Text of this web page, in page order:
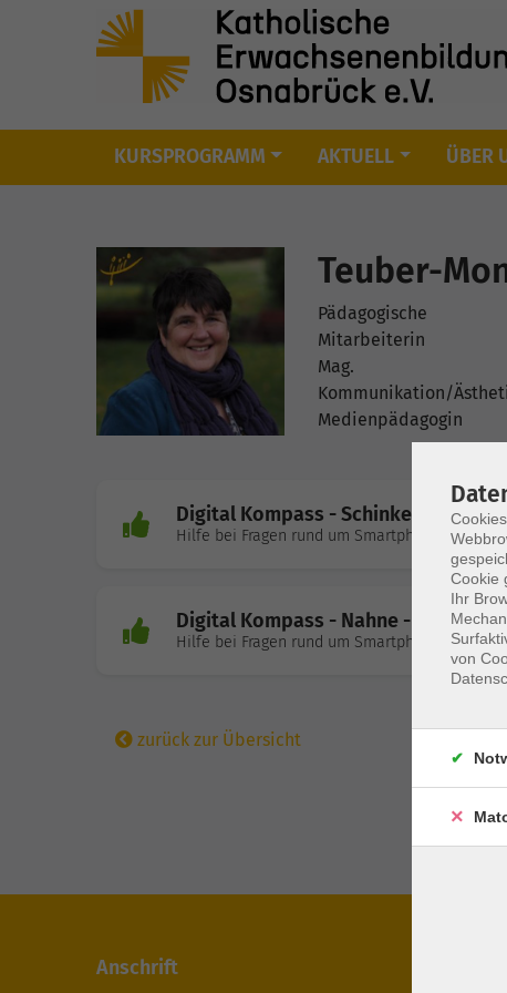
KURSPROGRAMM AKTUELL ÜBER
Teuber-
Pädagogische
Mitarbeiterin
Mag.
Kommunikation/
Medienpädagogin
Digital Kompass - Schinkel Ost -
Hilfe bei Fragen rund um Smartphone, Tablet,
Digital Kompass - Nahne - Pfarrheim
Hilfe bei Fragen rund um Smartphone, Tablet,
zurück zur Übersicht
Anschrift
Cookie
Ihr
von